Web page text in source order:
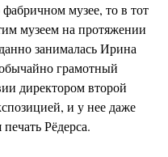
музее, то в тот
музеем на протяжении
занималась Ирина
грамотный
директором второй
и у нее даже
Рёдерса.